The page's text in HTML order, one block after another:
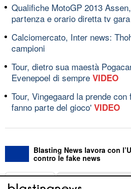
Qualifiche MotoGP 2013
partenza e orario diretta tv gara
Calciomercato, Inter news:
campioni
Tour, dietro sua maestà
Evenepoel di sempre VIDEO
Tour, Vingegaard la prende
fanno parte del gioco' VIDEO
Blasting News lavora con
contro le fake news
ABOUT